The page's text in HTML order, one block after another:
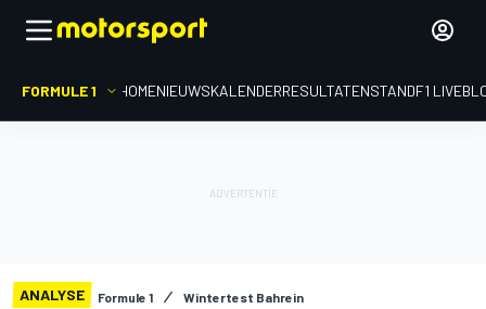
FORMULE 1 HOMENIEUWSKALENDERRESULTATENSTANDF1
ANALYSE Formule 1 Wintertest Bahrein